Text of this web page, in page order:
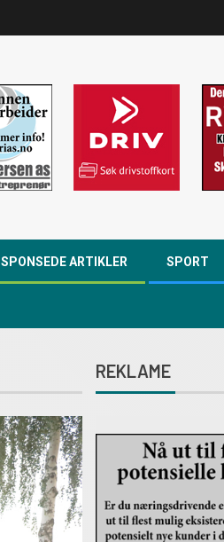
SPONSEDE ARTIKLER SPORT
REKLAME